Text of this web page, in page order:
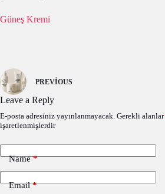
Güneş Kremi
PREVIOUS
Leave a Reply
E-posta adresiniz yayınlanmayacak. Gerekli alanlar
işaretlenmişlerdir
Name*
Email*